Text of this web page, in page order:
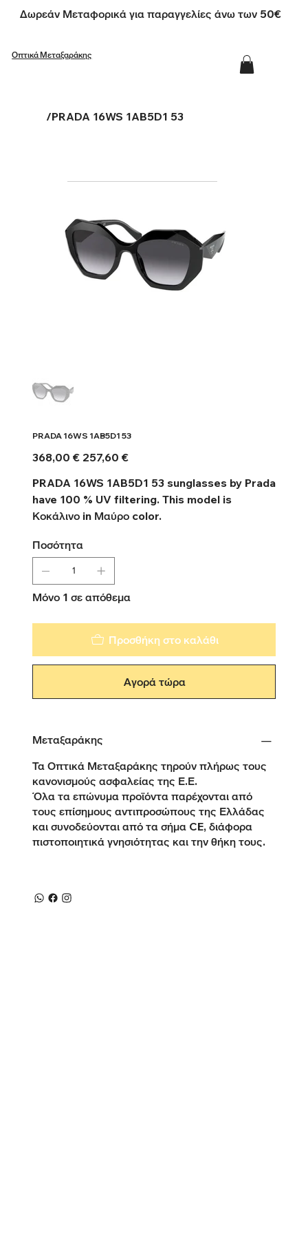
Δωρεάν Μεταφορικά για παραγγελίες άνω των 50€
Οπτικά Μεταξαράκης
/PRADA 16WS 1AB5D1 53
PRADA 16WS 1AB5D1 53
Αρχική
τιμή
368,00 € Τιμή
έκπτωσης
257,60 €
PRADA 16WS 1AB5D1 53 sunglasses by Prada
have 100 % UV filtering. This model is
Κοκάλινο in Μαύρο color.
Ποσότητα
Μόνο 1 σε απόθεμα
Προσθήκη στο καλάθι
Αγορά τώρα
Μεταξαράκης
Τα Οπτικά Μεταξαράκης τηρούν πλήρως τους
κανονισμούς ασφαλείας της Ε.Ε.
Όλα τα επώνυμα προϊόντα παρέχονται από
τους επίσημους αντιπροσώπους της Ελλάδας
και συνοδεύονται από τα σήμα CE, διάφορα
πιστοποιητικά γνησιότητας και την θήκη τους.